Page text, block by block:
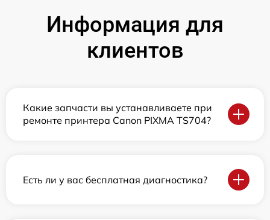
Информация для
клиентов
Какие запчасти вы устанавливаете при
ремонте принтера Canon PIXMA TS704?
Есть ли у вас бесплатная диагностика?